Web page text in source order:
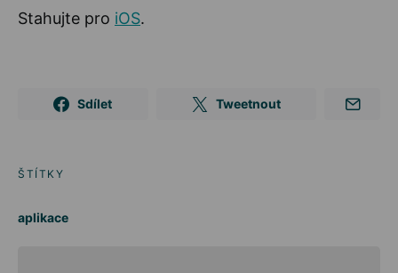
Stahujte pro iOS.
Sdílet Tweetnout
ŠTÍTKY
aplikace